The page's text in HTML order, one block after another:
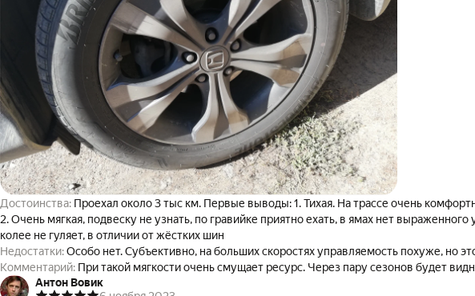
Достоинства: Проехал около 3 тыс км. Первые выводы: 1. Тихая. На трассе очень
2. Очень мягкая, подвеску не узнать, по гравийке приятно ехать, в ямах нет выраженного
колее не гуляет, в отличии от жёстких шин
Недостатки:Особо нет. Субъективно, на больших скоростях управляемость похуже, но
Комментарий: При такой мягкости очень смущает ресурс. Через пару сезонов будет
Антон Вовик